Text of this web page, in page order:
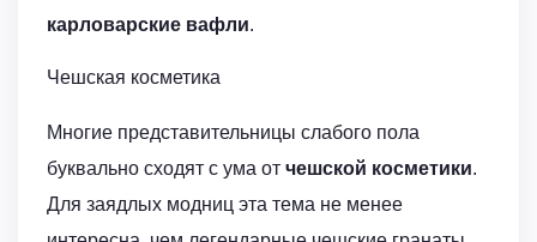
карловарские вафли.
Чешская косметика
Многие представительницы слабого пола
буквально сходят с ума от чешской косметики.
Для заядлых модниц эта тема не менее